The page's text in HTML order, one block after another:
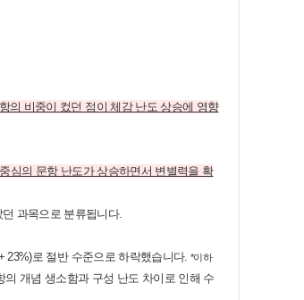
의 비중이 컸던 점이 체감 난도 상승에 영향
심의 문항 난도가 상승하면서 변별력을 확
과목으로 분류됩니다.
23%)로 절반 수준으로 하락했습니다.*이하
개념 생소함과 구성 난도 차이로 인해 수